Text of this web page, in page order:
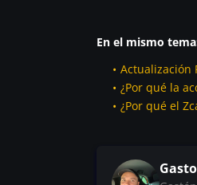
En el mismo
Actualización
¿Por qué la
¿Por qué el